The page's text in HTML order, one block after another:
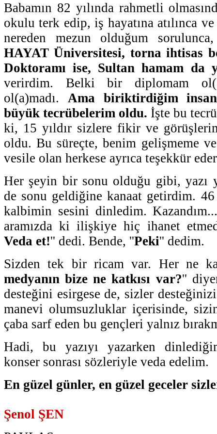
Babamın 82 yılında rahmetli
okulu terk edip, iş hayatına atılınca
nereden mezun olduğum
HAYAT Üniversitesi, torna ihtisas
Doktoramı ise, Sultan hamam da
verirdim. Belki bir diplomam
ol(a)madı. Ama biriktirdiğim
büyük tecrübelerim oldu. İşte bu
ki, 15 yıldır sizlere fikir ve
oldu. Bu süreçte, benim gelişmeme
vesile olan herkese ayrıca teşekkür
Her şeyin bir sonu olduğu gibi, yazı
de sonu geldiğine kanaat getirdim.
kalbimin sesini dinledim.
aramızda ki ilişkiye hiç ihanet
Veda et!'' dedi. Bende, ''Peki'' dedim.
Sizden tek bir ricam var. Her ne
medyanın bize ne katkısı var?''
desteğini esirgese de, sizler
manevi olumsuzluklar içerisinde,
çaba sarf eden bu gençleri yalnız
Hadi, bu yazıyı yazarken
konser sonrası sözleriyle veda edelim.
En güzel günler, en güzel geceler
Şenol ŞEN